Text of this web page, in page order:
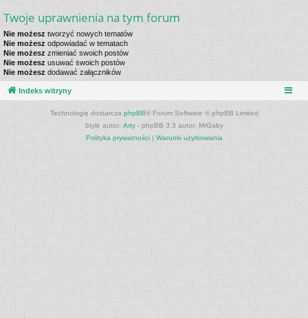
Twoje uprawnienia na tym forum
Nie możesz tworzyć nowych tematów
Nie możesz odpowiadać w tematach
Nie możesz zmieniać swoich postów
Nie możesz usuwać swoich postów
Nie możesz dodawać załączników
Indeks witryny
Technologię dostarcza phpBB® Forum Software © phpBB Limited
Style autor: Arty - phpBB 3.3 autor: MrGaby
Polityka prywatności| Warunki użytkowania